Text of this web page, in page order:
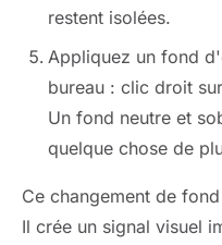
restent isolées.
Appliquez un fond
bureau : clic droit
Un fond neutre et
quelque chose de
Ce changement de
Il crée un signal visuel